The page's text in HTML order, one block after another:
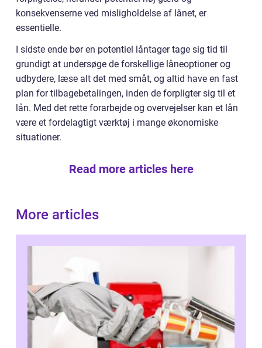
konsekvenserne ved misligholdelse af lånet, er
essentielle.
I sidste ende bør en potentiel låntager tage sig tid til
grundigt at undersøge de forskellige låneoptioner og
udbydere, læse alt det med småt, og altid have en fast
plan for tilbagebetalingen, inden de forpligter sig til et
lån. Med det rette forarbejde og overvejelser kan et lån
være et fordelagtigt værktøj i mange økonomiske
situationer.
Read more articles here
More articles